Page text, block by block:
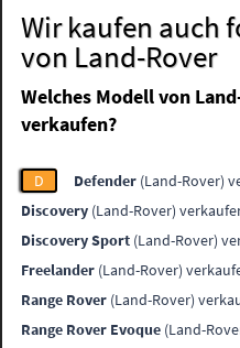
Wir kaufen auch
von Land-Rover
Welches Modell von
verkaufen?
D Defender (Land-Rover)
Discovery (Land-Rover)
Discovery Sport (Land-Rover)
Freelander (Land-Rover)
Range Rover (Land-Rover)
Range Rover Evoque (Land-